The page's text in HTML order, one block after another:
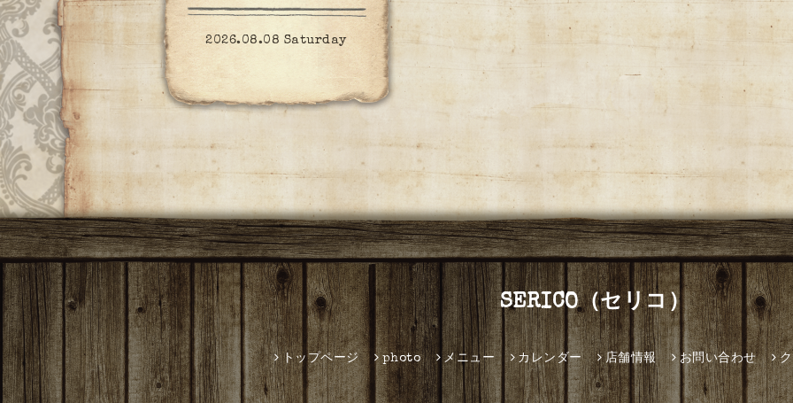
2026.08.08 Saturday
SERICO（セリコ）
トップページ photo メニュー カレンダー 店舗情報 お問い合わせ